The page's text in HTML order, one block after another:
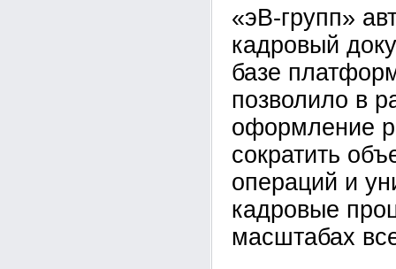
«эВ-групп»
кадровый
базе
позволило в
оформление
сократить
операций и
кадровые
масштабах